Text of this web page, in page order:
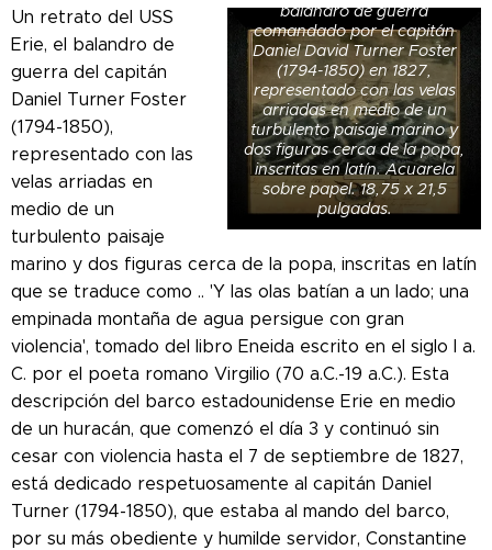
balandro de guerra
comandado por el capitán
Daniel David Turner Foster
(1794-1850) en 1827,
representado con las velas
arriadas en medio de un
turbulento paisaje marino y
dos figuras cerca de la popa,
inscritas en latín. Acuarela
sobre papel. 18,75 x 21,5
pulgadas.
Un retrato del USS
Erie, el balandro de
guerra del capitán
Daniel Turner Foster
(1794-1850),
representado con las
velas arriadas en
medio de un
turbulento paisaje
marino y dos figuras cerca de la popa, inscritas en latín
que se traduce como .. 'Y las olas batían a un lado; una
empinada montaña de agua persigue con gran
violencia', tomado del libro Eneida escrito en el siglo I a.
C. por el poeta romano Virgilio (70 a.C.-19 a.C.). Esta
descripción del barco estadounidense Erie en medio
de un huracán, que comenzó el día 3 y continuó sin
cesar con violencia hasta el 7 de septiembre de 1827,
está dedicado respetuosamente al capitán Daniel
Turner (1794-1850), que estaba al mando del barco,
por su más obediente y humilde servidor, Constantine